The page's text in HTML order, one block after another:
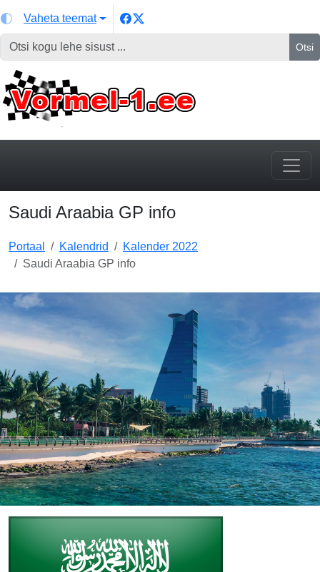
Vaheta teemat
Otsi
Saudi Araabia GP info
Portaal Kalendrid
Kalender 2022
Saudi Araabia GP info